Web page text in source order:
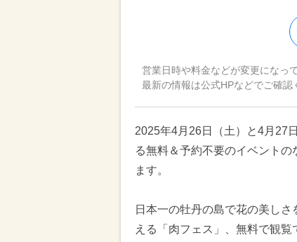
営業日時や料金などが変更になっ
最新の情報は公式HPなどでご確認
2025年4月26日（土）と4月27
る無料＆予約不要のイベント
ます。
日本一の牡丹の島で花の美し
える「肉フェス」、無料で観